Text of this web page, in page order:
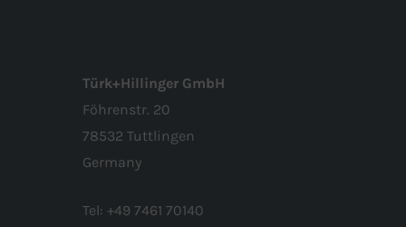
Türk+Hillinger GmbH
Föhrenstr. 20
78532 Tuttlingen
Germany
Tel: +49 7461 70140